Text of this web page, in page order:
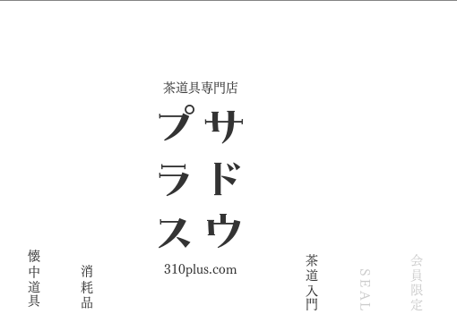
​茶道具専門店
懐中道具 消耗品
サ
ド
ウ
プ
ラ
ス
310plus.com 茶道入門 SEAL 会員限定